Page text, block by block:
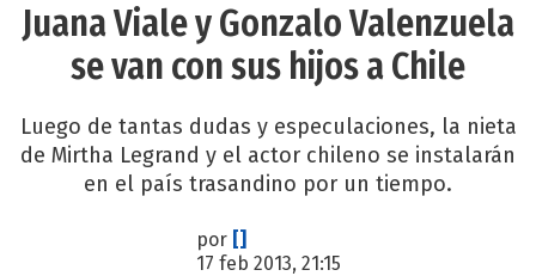
Juana Viale y Gonzalo Valenzuela
se van con sus hijos a Chile
Luego de tantas dudas y especulaciones, la nieta
de Mirtha Legrand y el actor chileno se instalarán
en el país trasandino por un tiempo.
por []
17 feb 2013, 21:15